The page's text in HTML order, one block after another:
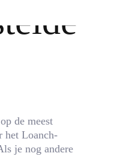
de meest
het Loanch-
je nog andere